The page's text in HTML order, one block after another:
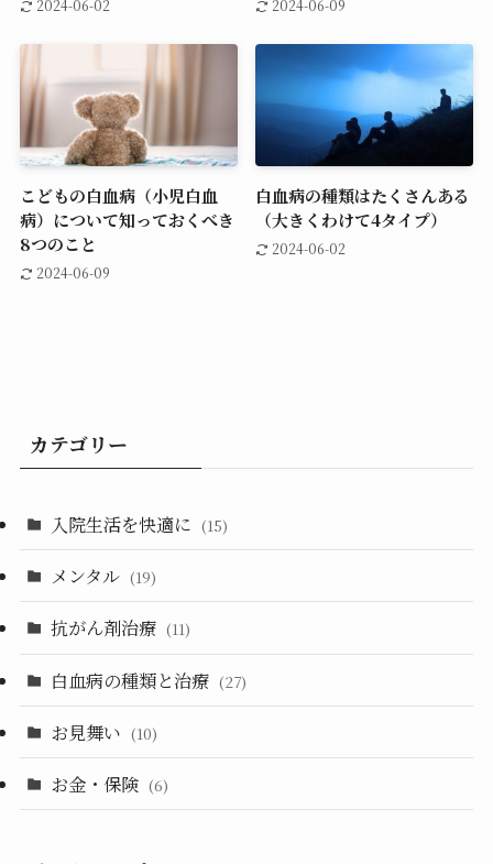
2024-06-02 2024-06-09
こどもの白血病（小児白血
病）について知っておくべき
8つのこと
2024-06-09
白血病の種類はたくさんある
（大きくわけて4タイプ）
2024-06-02
カテゴリー
入院生活を快適に (15)
メンタル (19)
抗がん剤治療 (11)
白血病の種類と治療 (27)
お見舞い (10)
お金・保険 (6)